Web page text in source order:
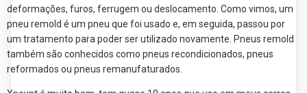
deformações, furos, ferrugem ou deslocamento. Como vimos, um
pneu remold é um pneu que foi usado ​​e, em seguida, passou por
um tratamento para poder ser utilizado novamente. Pneus remold
também são conhecidos como pneus recondicionados, pneus
reformados ou pneus remanufaturados.